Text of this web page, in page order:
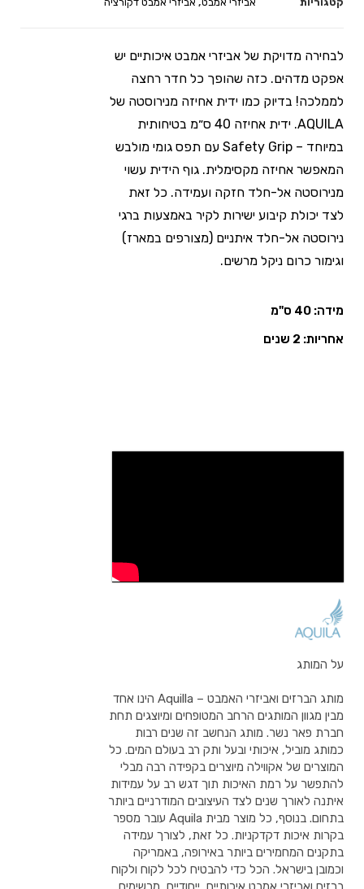
לבחירה מדויקת של אביזרי אמבט איכותיים יש
אפקט מדהים. כזה שהופך כל חדר רחצה
לממלכה! בדיוק כמו ידית אחיזה מנירוסטה של
AQUILA. ידית אחיזה 40 ס״מ בטיחותית
במיוחד – Safety Grip עם תפס גומי מולבש
המאפשר אחיזה מקסימלית. גוף הידית עשוי
מנירוסטה אל-חלד חזקה ועמידה. כל זאת
לצד יכולת קיבוע ישירות לקיר באמצעות ברגי
נירוסטה אל-חלד איתניים (מצורפים במארז)
וגימור כרום ניקל מרשים.
מידה: 40 ס"מ
אחריות: 2 שנים
על המותג
מותג הברזים ואביזרי האמבט – Aquilla הינו אחד
מבין מגוון המותגים הרחב המטופחים ומיוצגים תחת
חברת פאר נשר. מותג הנחשב זה שנים רבות
כמותג מוביל, איכותי ובעל ותק רב בעולם המים. כל
המוצרים של אקווילה מיוצרים בקפידה רבה מבלי
להתפשר על רמת האיכות תוך דגש רב על עמידות
איתנה לאורך שנים לצד העיצובים המודרניים ביותר
בתחום. בנוסף, כל מוצר מבית Aquila עובר מספר
בקרות איכות דקדקניות. כל זאת, לצורך עמידה
בתקנים המחמירים ביותר באירופה, באמריקה
וכמובן בישראל. הכל כדי להבטיח לכל לקוח ולקוח